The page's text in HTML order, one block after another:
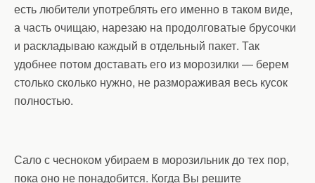
есть любители употреблять его именно в таком виде,
а часть очищаю, нарезаю на продолговатые брусочки
и раскладываю каждый в отдельный пакет. Так
удобнее потом доставать его из морозилки — берем
столько сколько нужно, не размораживая весь кусок
полностью.
Сало с чесноком убираем в морозильник до тех пор,
пока оно не понадобится. Когда Вы решите